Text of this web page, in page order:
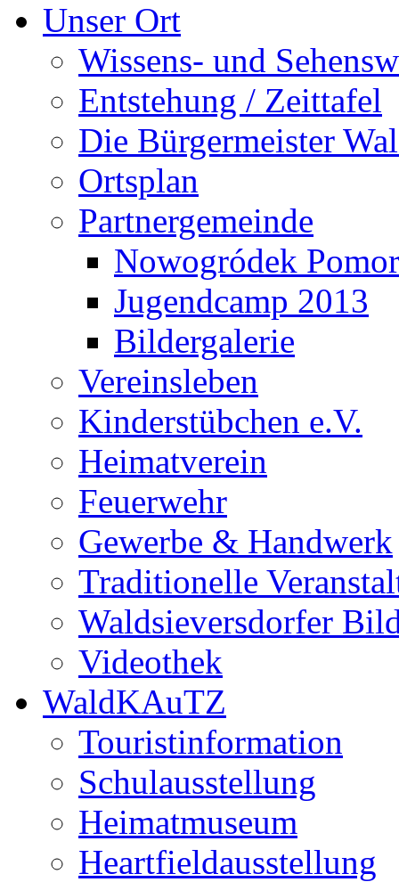
Unser Ort
Wissens- und
Entstehung / Zeittafel
Die Bürgermeister
Ortsplan
Partnergemeinde
Nowogródek
Jugendcamp 2013
Bildergalerie
Vereinsleben
Kinderstübchen e.V.
Heimatverein
Feuerwehr
Gewerbe & Handwerk
Traditionelle
Waldsieversdorfer
Videothek
WaldKAuTZ
Touristinformation
Schulausstellung
Heimatmuseum
Heartfieldausstellung